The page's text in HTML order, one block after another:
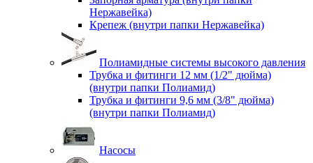
Нержавейка)
Крепеж (внутри папки Нержавейка)
Полиамидные системы высокого давления
Трубка и фитинги 12 мм (1/2" дюйма)
(внутри папки Полиамид)
Трубка и фитинги 9,6 мм (3/8" дюйма)
(внутри папки Полиамид)
Насосы